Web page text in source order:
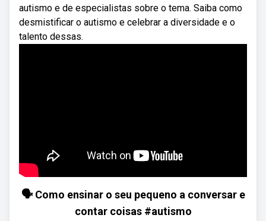
autismo e de especialistas sobre o tema. Saiba como
desmistificar o autismo e celebrar a diversidade e o
talento dessas.
🗣 Como ensinar o seu pequeno a conversar e
contar coisas #autismo